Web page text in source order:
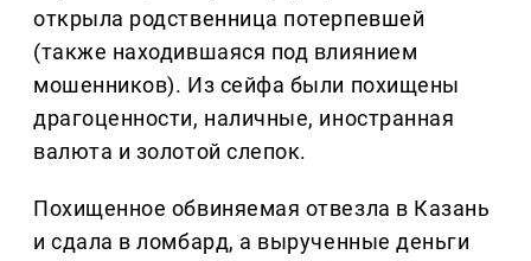
открыла родственница потерпевшей
(также находившаяся под влиянием
мошенников). Из сейфа были похищены
драгоценности, наличные, иностранная
валюта и золотой слепок.
Похищенное обвиняемая отвезла в Казань
и сдала в ломбард, а вырученные деньги